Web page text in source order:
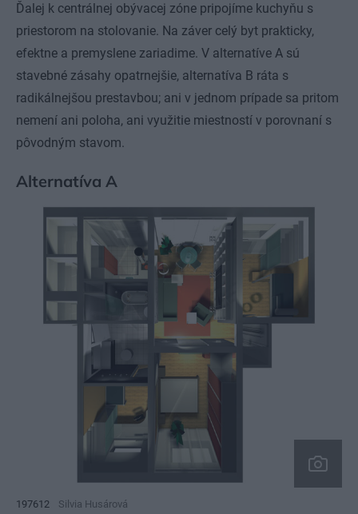
Ďalej k centrálnej obývacej zóne pripojíme kuchyňu s
priestorom na stolovanie. Na záver celý byt prakticky,
efektne a premyslene zariadime. V alternatíve A sú
stavebné zásahy opatrnejšie, alternatíva B ráta s
radikálnejšou prestavbou; ani v jednom prípade sa pritom
nemení ani poloha, ani využitie miestností v porovnaní s
pôvodným stavom.
Alternatíva A
197612 Silvia Husárová